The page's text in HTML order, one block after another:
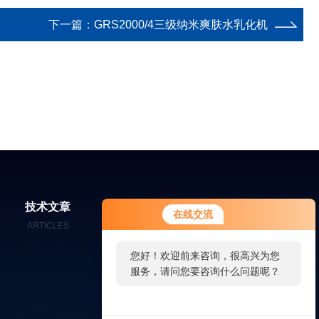
在线交流
您好！欢迎前来咨询，很高兴为您
服务，请问您要咨询什么问题呢？
您好，看您停留很久了，是否找到
了需求产品，您可以直接在线与我
下一篇： GRS2000/4三级纳米爽肤水乳化机
技术文章
ARTICLES
在线留言
MESSAGES